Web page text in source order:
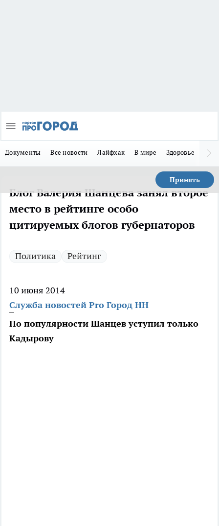
Документы Все новости Лайфхак В мире Здоровье
Принять
Блог Валерия Шанцева занял второе
место в рейтинге особо
цитируемых блогов губернаторов
Политика Рейтинг
10 июня 2014
Служба новостей Pro Город НН
По популярности Шанцев уступил только
Кадырову